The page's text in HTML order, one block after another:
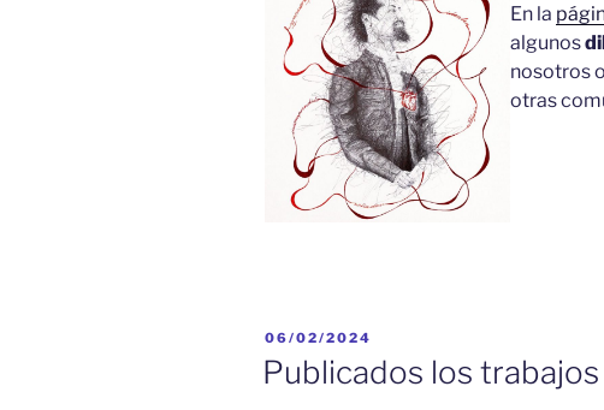
En la
algunos
nosotros
otras
PUBLICADO
EL
06/02/2024
Publicados los